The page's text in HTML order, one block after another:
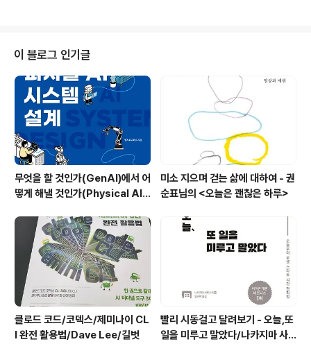
는 생각에 걱정이 생겼다. 검색 최적화를 공부할 때 '검색되
지 않으면 세상에 존재하지 않는 것'이라는, 조금은 과격한
문장을 본 적이 있다. 같은 맥락에서 AI에 의해 요약된 검색
결과에 우리가 만든 서비스나 제품이 포함되지 않는다면
어떡하지 라는 두려움때문이다. 2/ 흔히 AI라 불리는 LLM
은 두가지 행..
이 블로그 인기글
무엇을 할 것인가(GenAI)에서 어
떻게 해낼 것인가(Physical AI)
미디어
미소 지으며 걷는 삶에 대하여 - 권
순표님의 <오늘은 괜찮은 하루>
클로드 코드/코덱스/제미나이 CL
I 완전 활용법/Dave Lee/길벗
빨리 시동걸고 달려보기 - 오늘,또
일을 미루고 말았다/나카지마 사